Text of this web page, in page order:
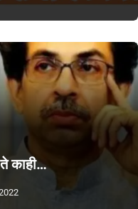
ते काही…